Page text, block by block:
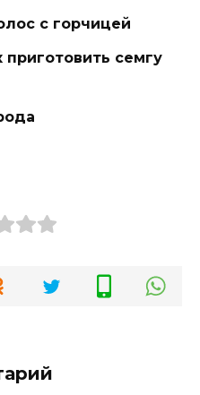
с горчицей
семгу